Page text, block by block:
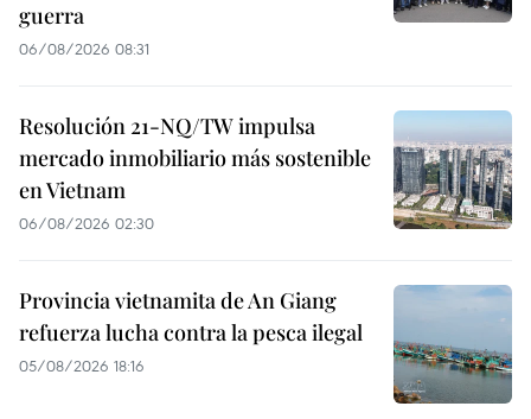
guerra
06/08/2026 08:31
Resolución 21-NQ/TW impulsa
mercado inmobiliario más sostenible
en Vietnam
06/08/2026 02:30
Provincia vietnamita de An Giang
refuerza lucha contra la pesca ilegal
05/08/2026 18:16